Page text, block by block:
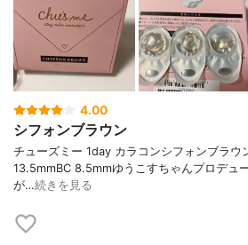
4.00
シフォンブラウン
チューズミー 1day カラコンシフォンブラ
13.5mmBC 8.5mmゆうこすちゃんプロデュ
が…続きを見る